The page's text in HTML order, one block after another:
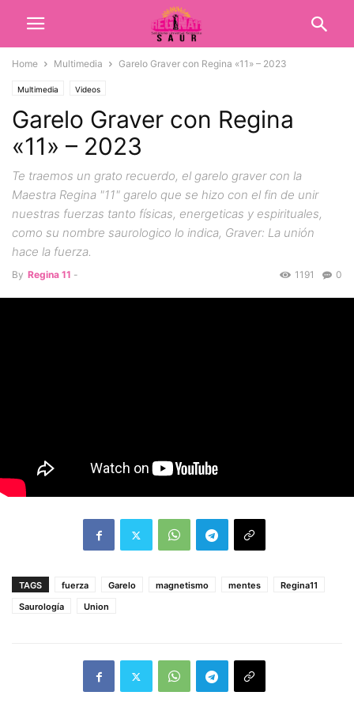
Home Multimedia Garelo Graver con Regina «11» – 2023
Multimedia Videos
Garelo Graver con Regina
«11» – 2023
Te traemos un grato recuerdo, el garelo graver con la
Maestra Regina "11" garelo que se hizo con el fin de unir
nuestras fuerzas tanto físicas, energeticas y espirituales,
como su nombre saurologico lo indica, Graver: La unión
hace la fuerza.
By Regina 11 - 0
1191
TAGS fuerza Garelo magnetismo mentes
Regina11
Saurología
Union